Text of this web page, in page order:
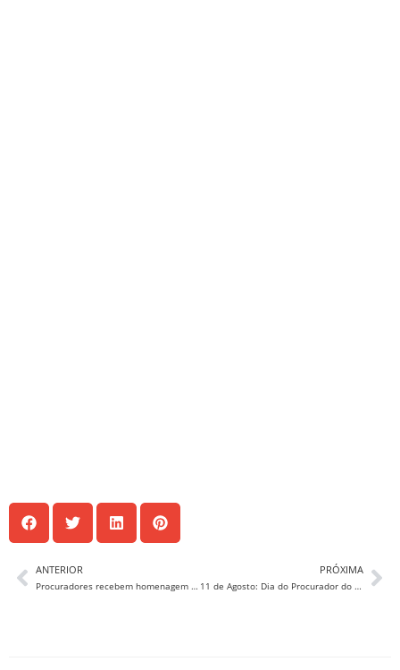
ANTERIOR
Procuradores recebem homenagem do SergipePrevidencia
PRÓXIMA
11 de Agosto: Dia do Procurador do Estado de Sergipe e Dia do Advogado